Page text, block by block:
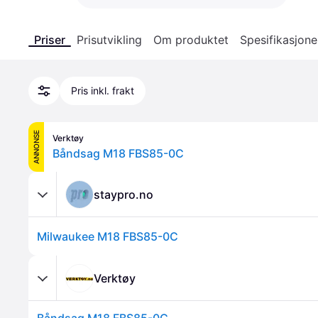
Priser Prisutvikling Om produktet
Pris inkl. frakt
ANNONSE Verktøy
Båndsag M18 FBS85-0C
staypro.no
Milwaukee M18 FBS85-0C
Verktøy